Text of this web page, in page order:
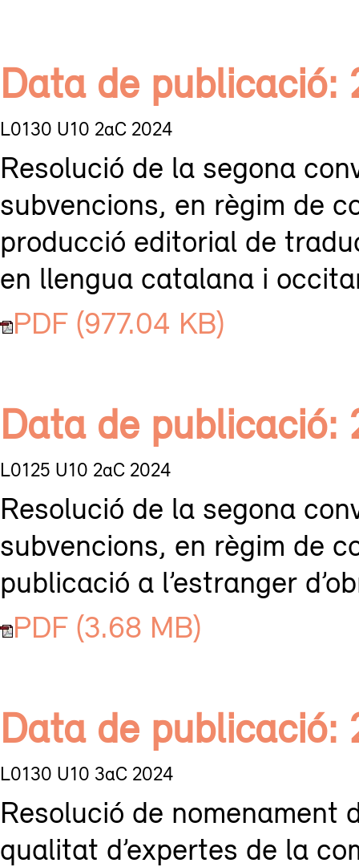
Data de
L0130 U10 2aC 2024
Resolució de la segona
subvencions, en règim de
producció editorial de
en llengua catalana i
PDF (977.04 KB)
Data de
L0125 U10 2aC 2024
Resolució de la segona
subvencions, en règim de
publicació a l’estranger
PDF (3.68 MB)
Data de
L0130 U10 3aC 2024
Resolució de nomenament
qualitat d’expertes de la